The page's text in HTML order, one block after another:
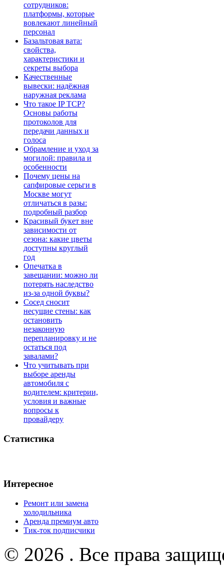
сотрудников:
платформы, которые
вовлекают линейный
персонал
Базальтовая вата:
свойства,
характеристики и
секреты выбора
Качественные
вывески: надёжная
наружная реклама
Что такое IP TCP?
Основы работы
протоколов для
передачи данных и
голоса
Обрамление и уход за
могилой: правила и
особенности
Почему цены на
сапфировые серьги в
Москве могут
отличаться в разы:
подробный разбор
Красивый букет вне
зависимости от
сезона: какие цветы
доступны круглый
год
Опечатка в
завещании: можно ли
потерять наследство
из-за одной буквы?
Сосед сносит
несущие стены: как
остановить
незаконную
перепланировку и не
остаться под
завалами?
Что учитывать при
выборе аренды
автомобиля с
водителем: критерии,
условия и важные
вопросы к
провайдеру
Статистика
Интересное
Ремонт или замена
холодильника
Аренда премиум авто
Тик-ток подписчики
© 2026 . Все права